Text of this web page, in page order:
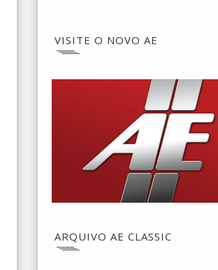
VISITE O NOVO AE
ARQUIVO AE CLASSIC